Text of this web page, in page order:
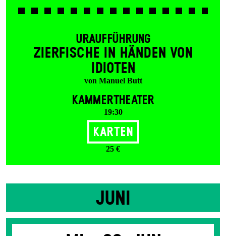
URAUFFÜHRUNG
ZIER­FISCHE IN HÄNDEN VON
IDIOTEN
von Manuel Butt
KAMMERTHEATER
19:30
Karten
25 €
JUNI